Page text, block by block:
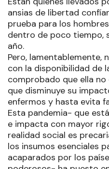
ansias de libertad
prueba para los
dentro de poco tiempo,
año.
Pero, lamentablemente,
con la disponibilidad de
comprobado que ella
que disminuye su
enfermos y hasta evita
Esta pandemia- que
e impacta con mayor
realidad social es
los insumos esenciales
acaparados por los